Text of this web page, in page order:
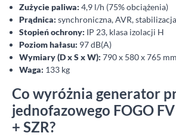
Zużycie paliwa: 4,9 l/h (75% obciążenia)
Prądnica: synchroniczna, AVR,
Stopień ochrony: IP 23, klasa izolacji H
Poziom hałasu: 97 dB(A)
Wymiary (D x S x W): 790 x 580 x 765 mm
Waga: 133 kg
Co wyróżnia generator
jednofazowego FOGO
+ SZR?